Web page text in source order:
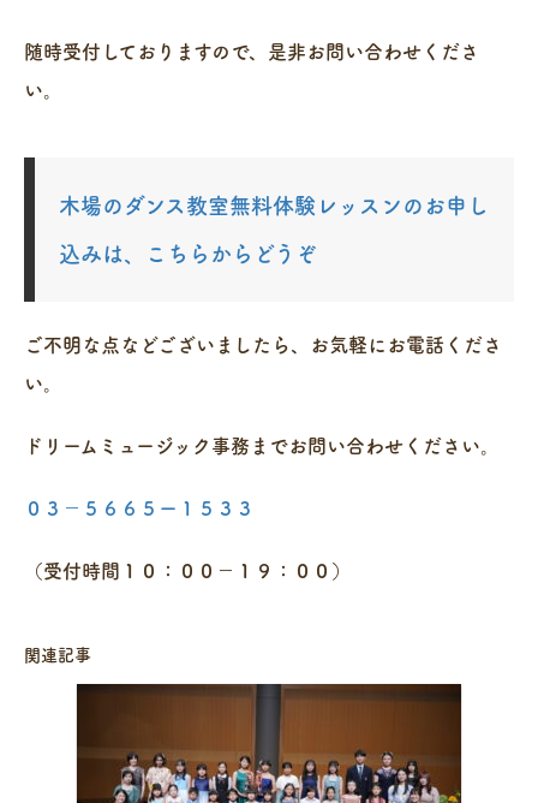
随時受付しておりますので、是非お問い合わせくださ
い。
木場のダンス教室無料体験レッスンのお申し
込みは、こちらからどうぞ
ご不明な点などございましたら、お気軽にお電話くださ
い。
ドリームミュージック事務までお問い合わせください。
０３－５６６５ー１５３３
（受付時間１０：００－１９：００）
関連記事